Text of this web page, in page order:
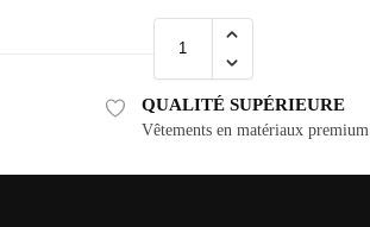
QUALITÉ SUPÉRIEURE
Vêtements en matériaux premium